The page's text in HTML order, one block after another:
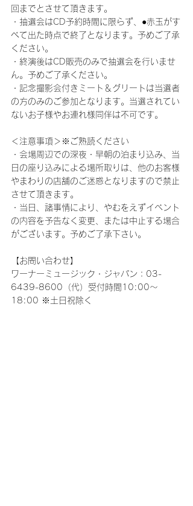
回までとさせて頂きます。
・抽選会はCD予約時間に限らず、●赤玉がす
べて出た時点で終了となります。予めご了承
ください。
・終演後はCD販売のみで抽選会を行いませ
ん。予めご了承ください。
・記念撮影会付きミート＆グリートは当選者
の方のみのご参加となります。当選されてい
ないお子様やお連れ様同伴は不可です。
＜注意事項＞※ご熟読ください
・会場周辺での深夜・早朝の泊まり込み、当
日の座り込みによる場所取りは、他のお客様
やまわりの店舗のご迷惑となりますので禁止
させて頂きます。
・当日、諸事情により、やむをえずイベント
の内容を予告なく変更、または中止する場合
がございます。予めご了承下さい。
【お問い合わせ】
ワーナーミュージック・ジャパン：03-
6439-8600（代）受付時間10:00～
18:00 ※土日祝除く